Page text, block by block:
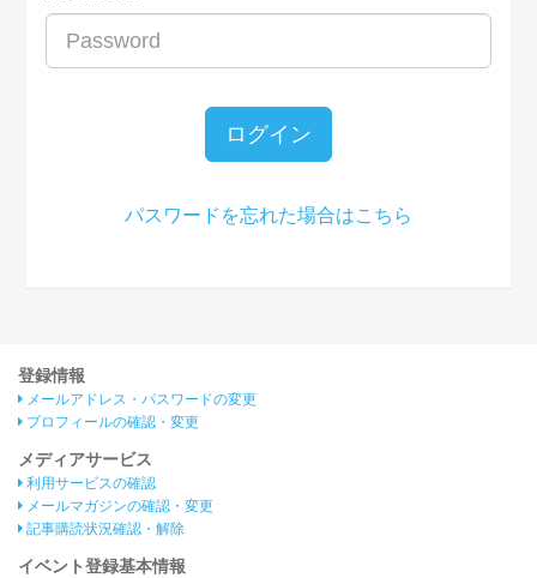
ログイン
パスワードを忘れた場合はこちら
登録情報
メールアドレス・パスワードの変更
プロフィールの確認・変更
メディアサービス
利用サービスの確認
メールマガジンの確認・変更
記事購読状況確認・解除
イベント登録基本情報